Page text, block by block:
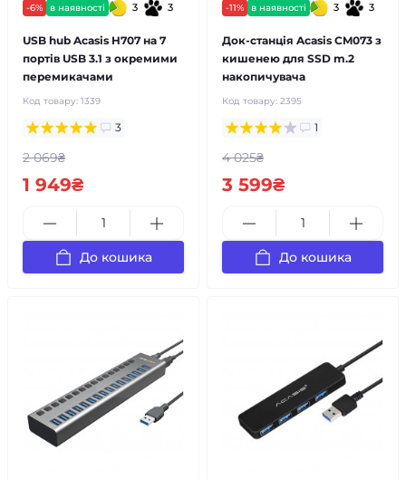
-6% в наявності 3 3
USB hub Acasis H707 на 7
портів USB 3.1 з окремими
перемикачами
Код товару: 1339
3
2 069₴
1 949₴
До кошика
-11% в наявності 3 3
Док-станція Acasis CM073 з
кишенею для SSD m.2
накопичувача
Код товару: 2395
1
4 025₴
3 599₴
До кошика